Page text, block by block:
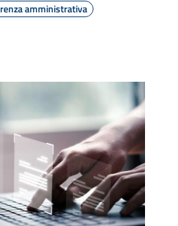
amministrativa